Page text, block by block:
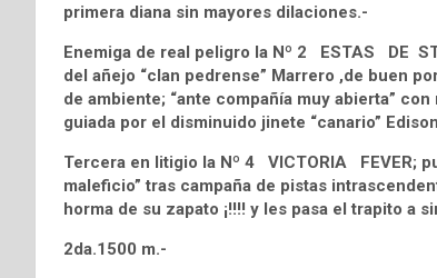
primera diana sin mayores dilaciones.-
Enemiga de real peligro la Nº 2 ESTAS DE
del añejo “clan pedrense” Marrero ,de buen
de ambiente; “ante compañía muy abierta”
guiada por el disminuido jinete “canario”
Tercera en litigio la Nº 4 VICTORIA FEVER;
maleficio” tras campaña de pistas
horma de su zapato ¡!!!! y les pasa el trapito a
2da.1500 m.-